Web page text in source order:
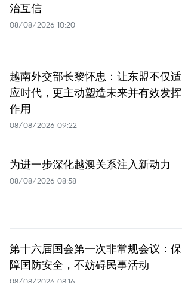
治互信
08/08/2026 10:20
越南外交部长黎怀忠：让东盟不仅适
应时代，更主动塑造未来并有效发挥
作用
08/08/2026 09:22
为进一步深化越澳关系注入新动力
08/08/2026 08:58
第十六届国会第一次非常规会议：保
障国防安全，不妨碍民事活动